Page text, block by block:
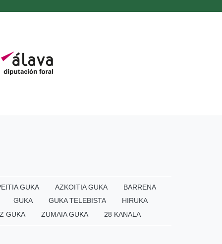
GUKA AZKOITIA GUKA
BARRENA
GUKA
GUKA TELEBISTA
HIRUKA
GUKA
ZUMAIA GUKA 28 KANALA